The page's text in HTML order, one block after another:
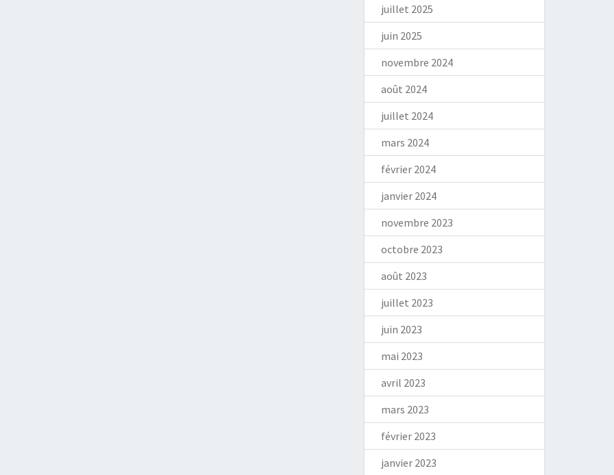
juillet 2025
juin 2025
novembre 2024
août 2024
juillet 2024
mars 2024
février 2024
janvier 2024
novembre 2023
octobre 2023
août 2023
juillet 2023
juin 2023
mai 2023
avril 2023
mars 2023
février 2023
janvier 2023